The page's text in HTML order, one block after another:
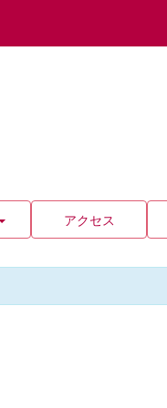
アクセス